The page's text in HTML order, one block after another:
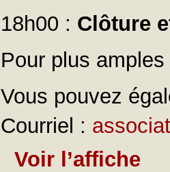
18h00 : Clôture
Pour plus
Vous pouvez
Courriel :
Voir l’affiche